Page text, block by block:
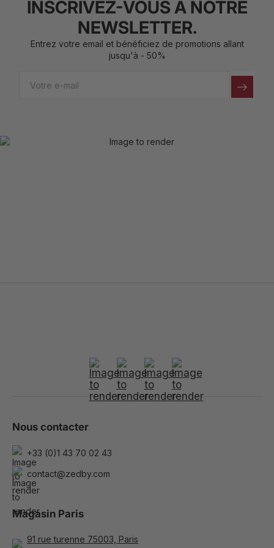
INSCRIVEZ-VOUS À NOTRE
NEWSLETTER.
Entrez votre email et bénéficiez de promotions allant
jusqu'à - 50%
Nous contacter
+33 (0)1 43 70 02 43
contact@zedby.com
Magasin Paris
91 rue turenne 75003, Paris